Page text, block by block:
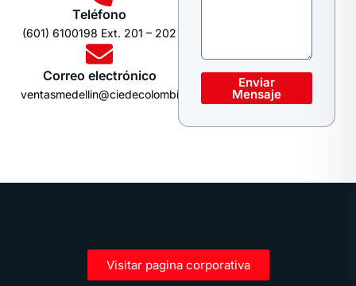
Teléfono
(601) 6100198 Ext. 201 – 202
Correo electrónico
ventasmedellin@ciedecolombia.com
Enviar
Mensaje
Visitar pagina corporativa